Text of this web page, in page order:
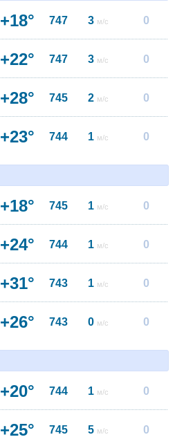
+18° 747 3 м/с 0
+22° 747 3 м/с 0
+28° 745 2 м/с 0
+23° 744 1 м/с 0
+18° 745 1 м/с 0
+24° 744 1 м/с 0
+31° 743 1 м/с 0
+26° 743 0 м/с 0
+20° 744 1 м/с 0
+25° 745 5 м/с 0